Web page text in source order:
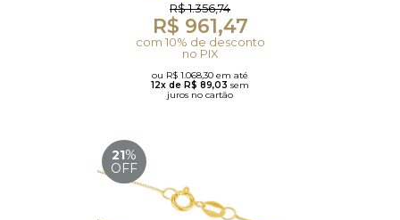
R$ 1.356,74
R$ 961,47
com 10% de desconto
no PIX
ou R$ 1.068,30 em até
12x de R$ 89,03 sem
juros no cartão
21%
OFF